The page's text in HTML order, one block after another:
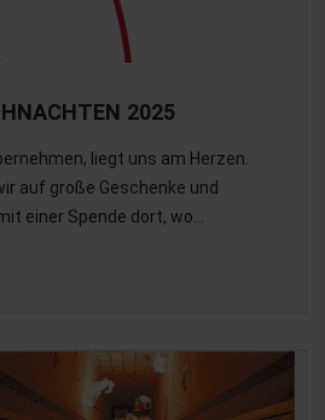
2025
liegt uns am Herzen.
auf große Geschenke und
einer Spende dort, wo…